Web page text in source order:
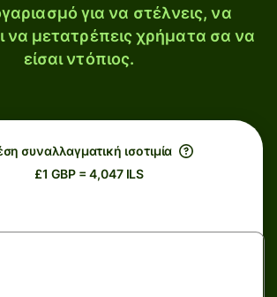
για να στέλνεις, να
να μετατρέπεις χρήματα σα να
είσαι ντόπιος.
συναλλαγματική ισοτιμία
£1 GBP = 4,047 ILS